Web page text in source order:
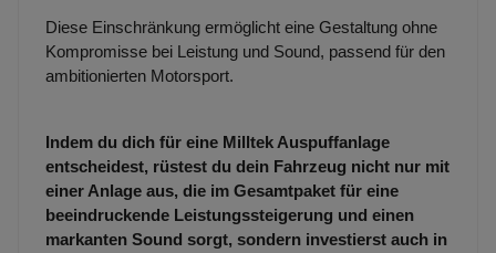
Diese Einschränkung ermöglicht eine Gestaltung ohne
Kompromisse bei Leistung und Sound, passend für den
ambitionierten Motorsport.
Indem du dich für eine Milltek Auspuffanlage
entscheidest, rüstest du dein Fahrzeug nicht nur mit
einer Anlage aus, die im Gesamtpaket für eine
beeindruckende Leistungssteigerung und einen
markanten Sound sorgt, sondern investierst auch in